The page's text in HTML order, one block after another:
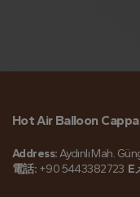
Hot Air Balloon
Address:Aydınlı Mah.
電話: +90 5443382723 E